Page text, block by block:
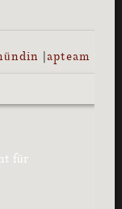
|apteam
für